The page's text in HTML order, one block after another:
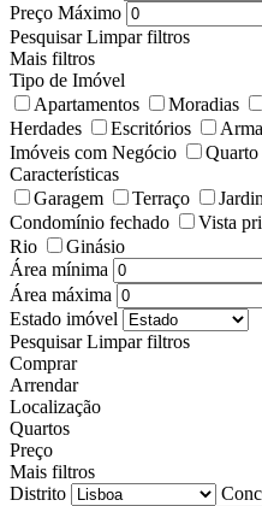
Preço Máximo
Pesquisar Limpar filtros
Mais filtros
Tipo de Imóvel
Apartamentos
Moradias
Herdades
Escritórios
Imóveis com Negócio
Quarto
Características
Garagem
Terraço
Condomínio fechado
Vista
Rio
Ginásio
Área mínima
Área máxima
Estado imóvel
Pesquisar Limpar filtros
Comprar
Arrendar
Localização
Quartos
Preço
Mais filtros
Distrito